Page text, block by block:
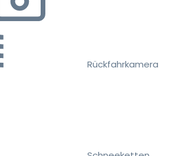
Rückfahrkamera